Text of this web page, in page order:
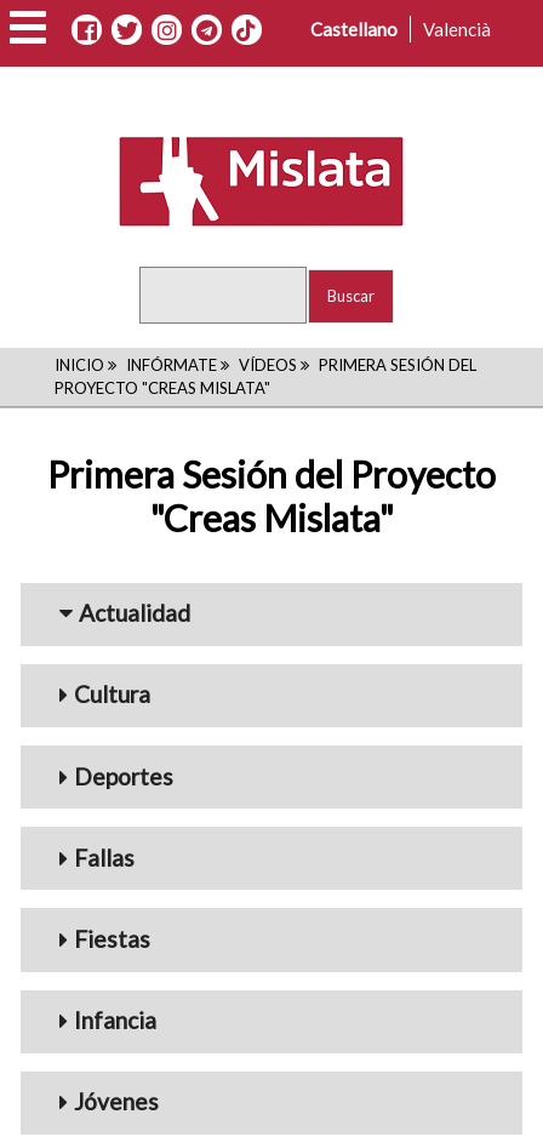
Pasar
al
contenido
Castellano Valencià
RUTA
DE
NAVEGACIÓN
INICIO INFÓRMATE VÍDEOS
PRIMERA SESIÓN DEL
PROYECTO "CREAS MISLATA"
Primera Sesión del Proyecto
"Creas Mislata"
Menu_Videos
Actualidad
Cultura
Deportes
Fallas
Fiestas
Infancia
Jóvenes